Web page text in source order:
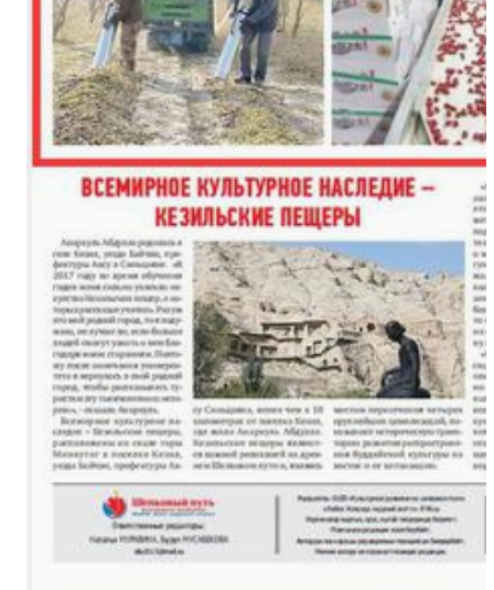
（繁荣兵团·新时代新征程